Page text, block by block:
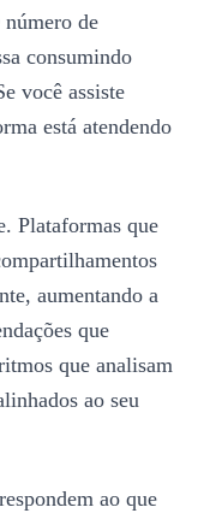
de
consumindo
você assiste
está atendendo
Plataformas que
aumentando a
que
que analisam
ao seu
ao que